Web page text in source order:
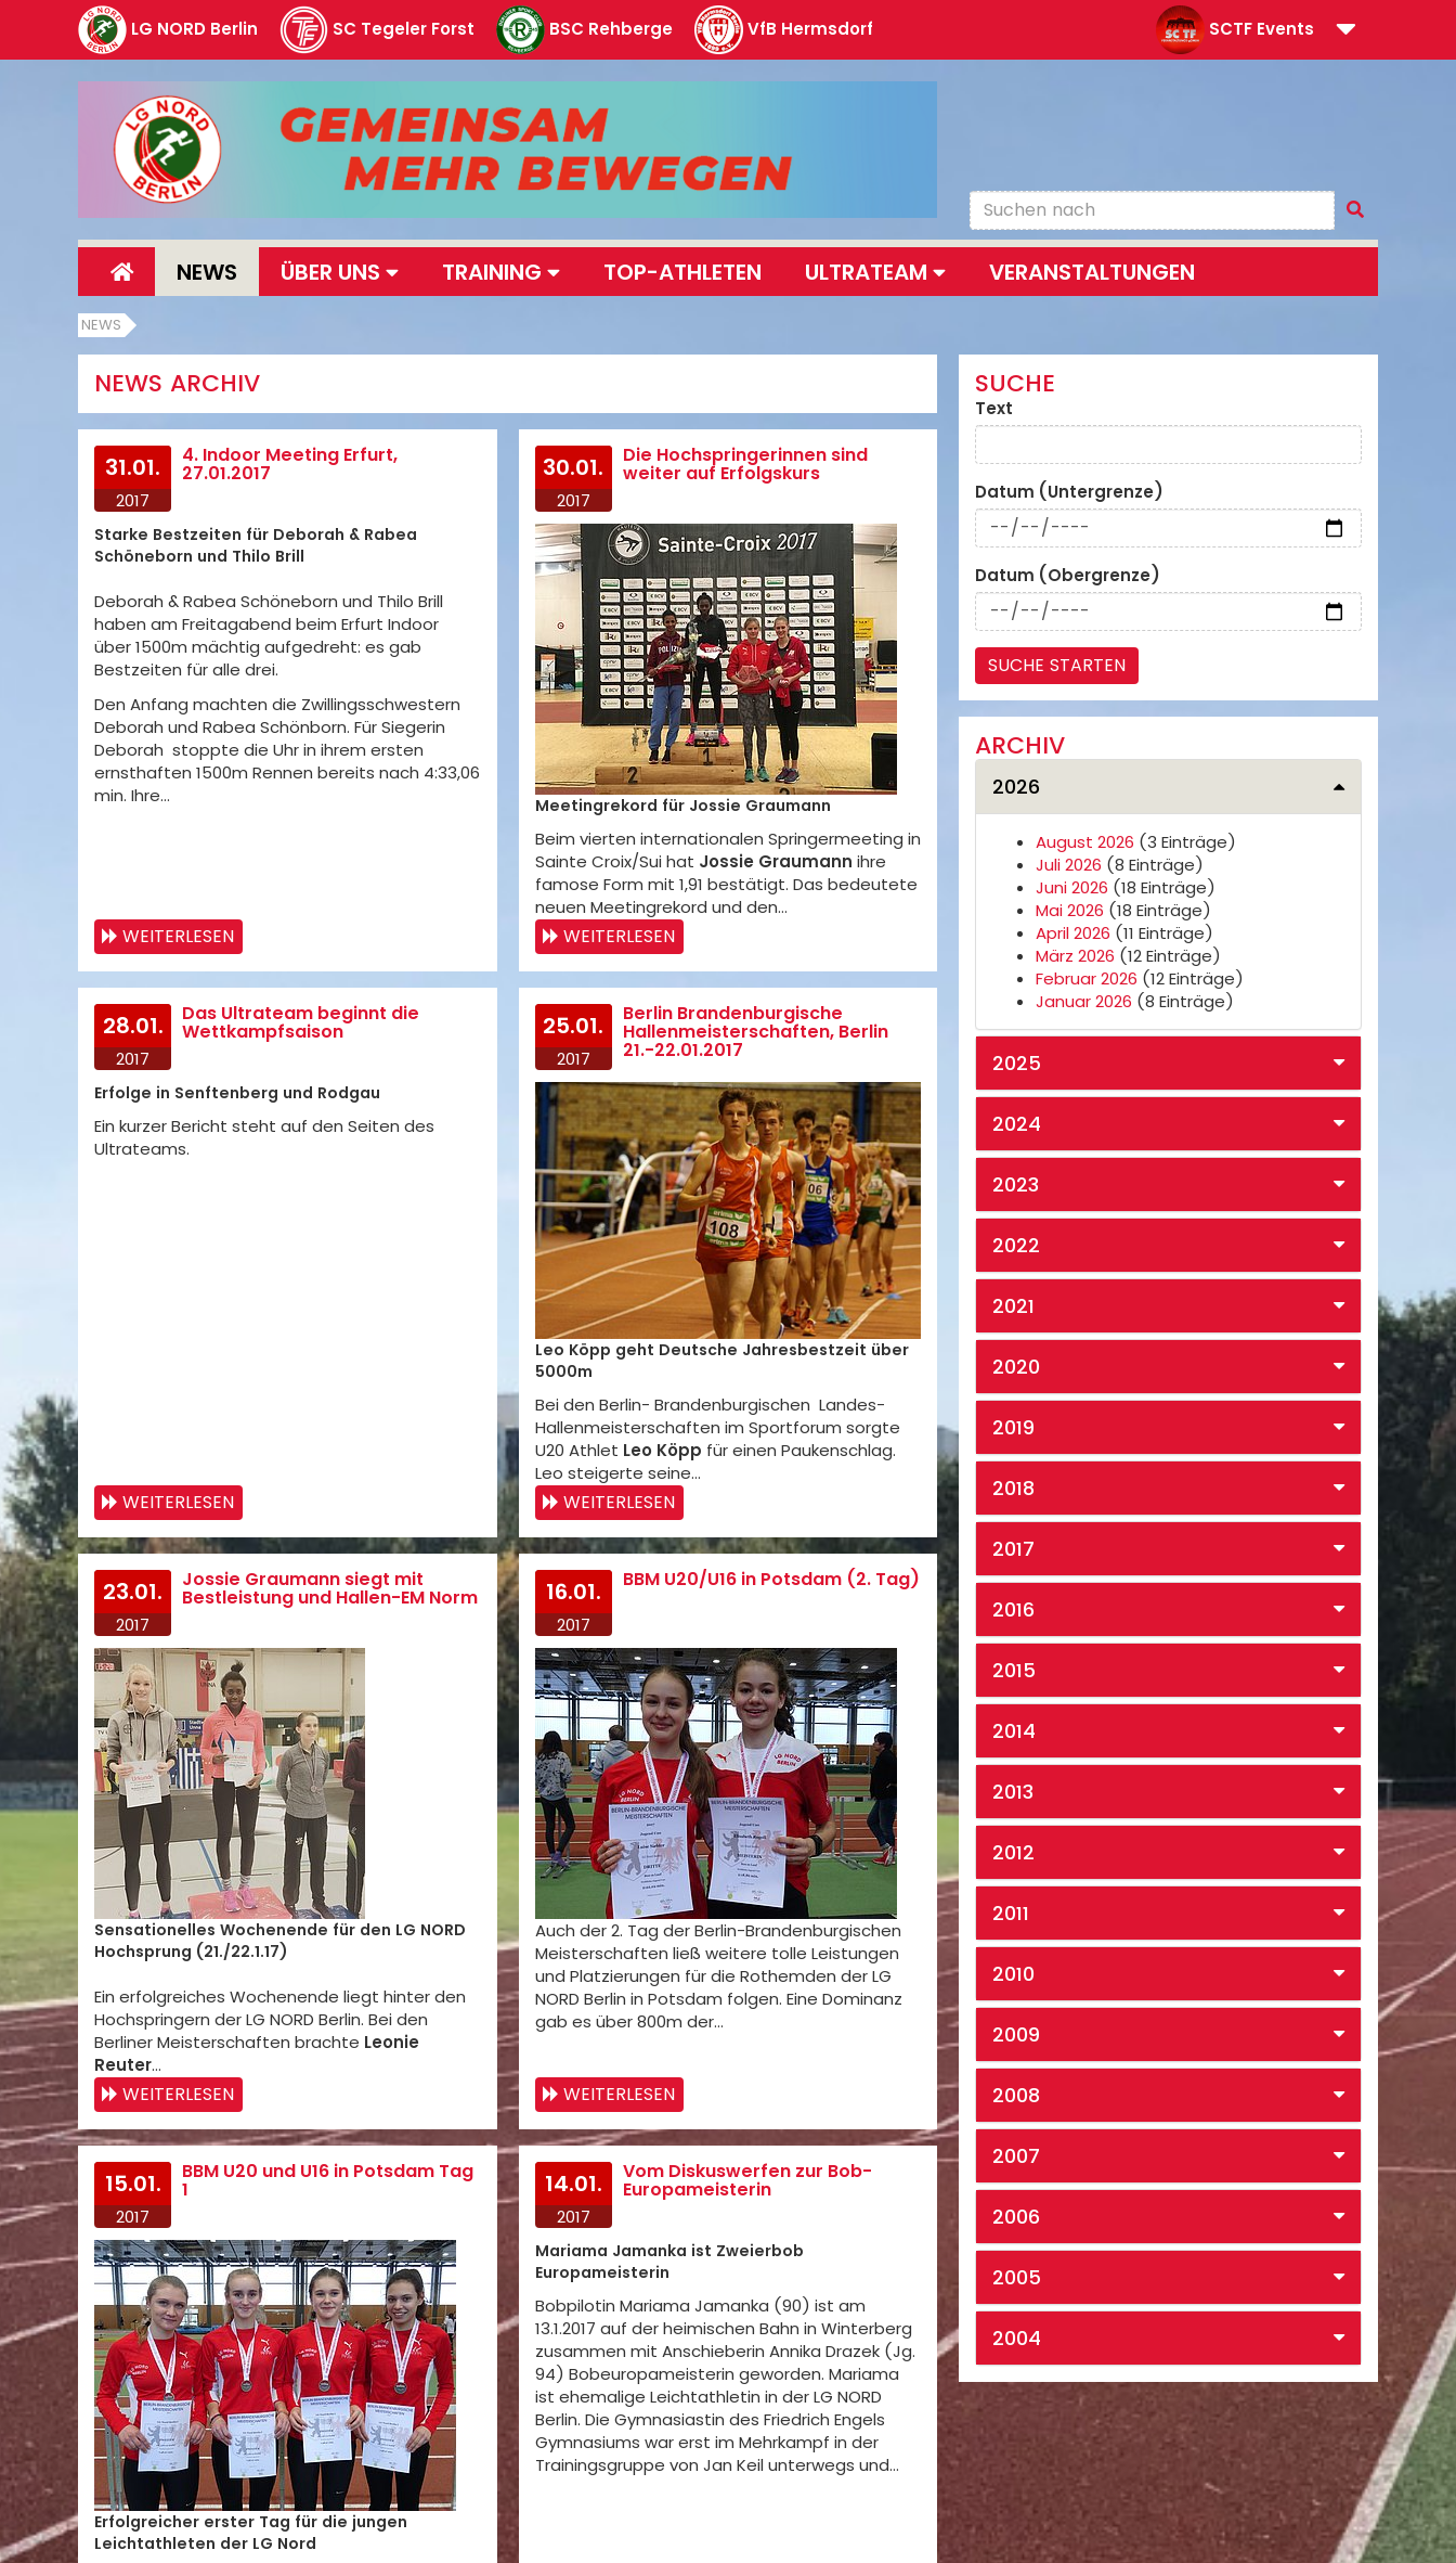
LG NORD Berlin SC Tegeler Forst BSC Rehberge VfB Hermsdorf SCTF Events
NEWS ÜBER UNS TRAINING TOP-ATHLETEN ULTRATEAM VERANSTALTUNGEN
NEWS
NEWS ARCHIV
31.01.
2017
4. Indoor Meeting Erfurt,
27.01.2017
Starke Bestzeiten für Deborah & Rabea
Schöneborn und Thilo Brill
Deborah & Rabea Schöneborn und Thilo Brill
haben am Freitagabend beim Erfurt Indoor
über 1500m mächtig aufgedreht: es gab
Bestzeiten für alle drei.
Den Anfang machten die Zwillingsschwestern
Deborah und Rabea Schönborn. Für Siegerin
Deborah stoppte die Uhr in ihrem ersten
ernsthaften 1500m Rennen bereits nach 4:33,06
min. Ihre…
WEITERLESEN
30.01.
2017
Die Hochspringerinnen sind
weiter auf Erfolgskurs
Meetingrekord für Jossie Graumann
Beim vierten internationalen Springermeeting in
Sainte Croix/Sui hat Jossie Graumann ihre
famose Form mit 1,91 bestätigt. Das bedeutete
neuen Meetingrekord und den…
WEITERLESEN
28.01.
2017
Das Ultrateam beginnt die
Wettkampfsaison
Erfolge in Senftenberg und Rodgau
Ein kurzer Bericht steht auf den Seiten des
Ultrateams.
WEITERLESEN
25.01.
2017
Berlin Brandenburgische
Hallenmeisterschaften, Berlin
21.-22.01.2017
Leo Köpp geht Deutsche Jahresbestzeit über
5000m
Bei den Berlin- Brandenburgischen Landes-
Hallenmeisterschaften im Sportforum sorgte
U20 Athlet Leo Köpp für einen Paukenschlag.
Leo steigerte seine…
WEITERLESEN
23.01.
2017
Jossie Graumann siegt mit
Bestleistung und Hallen-EM Norm
Sensationelles Wochenende für den LG NORD
Hochsprung (21./22.1.17)
Ein erfolgreiches Wochenende liegt hinter den
Hochspringern der LG NORD Berlin. Bei den
Berliner Meisterschaften brachte Leonie
Reuter…
WEITERLESEN
16.01.
2017
BBM U20/U16 in Potsdam (2. Tag)
Auch der 2. Tag der Berlin-Brandenburgischen
Meisterschaften ließ weitere tolle Leistungen
und Platzierungen für die Rothemden der LG
NORD Berlin in Potsdam folgen. Eine Dominanz
gab es über 800m der…
WEITERLESEN
15.01.
2017
BBM U20 und U16 in Potsdam Tag
1
Erfolgreicher erster Tag für die jungen
Leichtathleten der LG Nord
14.01.
2017
Vom Diskuswerfen zur Bob-
Europameisterin
Mariama Jamanka ist Zweierbob
Europameisterin
Bobpilotin Mariama Jamanka (90) ist am
13.1.2017 auf der heimischen Bahn in Winterberg
zusammen mit Anschieberin Annika Drazek (Jg.
94) Bobeuropameisterin geworden. Mariama
ist ehemalige Leichtathletin in der LG NORD
Berlin. Die Gymnasiastin des Friedrich Engels
Gymnasiums war erst im Mehrkampf in der
Trainingsgruppe von Jan Keil unterwegs und…
SUCHE
Text
Datum (Untergrenze)
Datum (Obergrenze)
ARCHIV
2026
August 2026 (3 Einträge)
Juli 2026 (8 Einträge)
Juni 2026 (18 Einträge)
Mai 2026 (18 Einträge)
April 2026 (11 Einträge)
März 2026 (12 Einträge)
Februar 2026 (12 Einträge)
Januar 2026 (8 Einträge)
2025
2024
2023
2022
2021
2020
2019
2018
2017
2016
2015
2014
2013
2012
2011
2010
2009
2008
2007
2006
2005
2004